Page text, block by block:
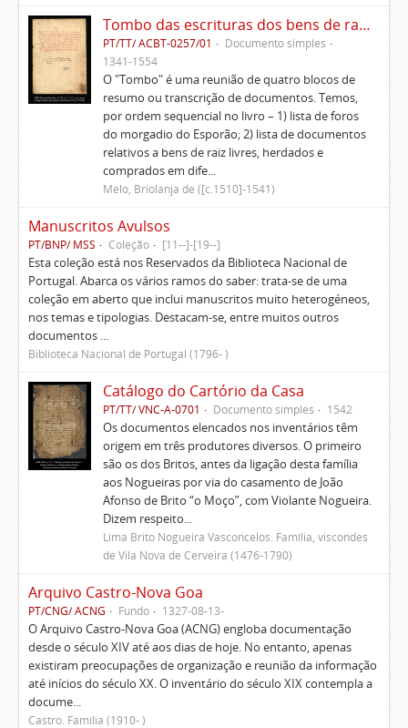
Tombo das escrituras dos bens de raiz e rendas do morgadio do Esporão e memorial delas
PT/TT/ ACBT-0257/01
Documento simples
1341-1554
O "Tombo" é uma reunião de quatro blocos de
resumo ou transcrição de documentos. Temos,
por ordem sequencial no livro – 1) lista de foros
do morgadio do Esporão; 2) lista de documentos
relativos a bens de raiz livres, herdados e
comprados em dife...
Melo, Briolanja de ([c.1510]-1541)
Manuscritos Avulsos
PT/BNP/ MSS Coleção [11--]-[19--]
Esta coleção está nos Reservados da Biblioteca Nacional de
Portugal. Abarca os vários ramos do saber: trata-se de uma
coleção em aberto que inclui manuscritos muito heterogéneos,
nos temas e tipologias. Destacam-se, entre muitos outros
documentos ...
Biblioteca Nacional de Portugal (1796- )
Catálogo do Cartório da Casa
PT/TT/ VNC-A-0701 Documento simples 1542
Os documentos elencados nos inventários têm
origem em três produtores diversos. O primeiro
são os dos Britos, antes da ligação desta família
aos Nogueiras por via do casamento de João
Afonso de Brito “o Moço”, com Violante Nogueira.
Dizem respeito...
Lima Brito Nogueira Vasconcelos. Família, viscondes
de Vila Nova de Cerveira (1476-1790)
Arquivo Castro-Nova Goa
PT/CNG/ ACNG Fundo 1327-08-13-
O Arquivo Castro-Nova Goa (ACNG) engloba documentação
desde o século XIV até aos dias de hoje. No entanto, apenas
existiram preocupações de organização e reunião da informação
até inícios do século XX. O inventário do século XIX contempla a
docume...
Castro. Família (1910- )